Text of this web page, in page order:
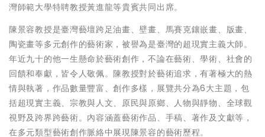
灣師範大學特聘教授黃進龍等貴賓共同出席。
陳景容教授是臺灣藝壇跨足油畫、壁畫、馬賽克鑲嵌畫、版畫、
陶瓷畫等多元創作的藝術家，被譽為是臺灣的超現實主義大師。
年近九十的他一生懸命於藝術創作，不論在藝術、學術、社會的
回饋和奉獻，皆令人敬佩。陳教授對於藝術追求，有著極大的熱
情與執著，作品數量豐富、創作多樣，展覽共分為6大主題，包
括超現實主義、宗教與人文、原民與原鄉、人物與靜物、全球觀
視野及跨界跨藝術。內容涵蓋藝術作品、手稿、著作及文獻等，
在多元類型藝術創作脈絡中展現陳景容的藝術歷程。